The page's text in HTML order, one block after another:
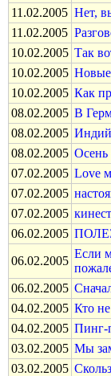
11.02.2005 Нет,
11.02.2005
10.02.2005 Так
10.02.2005
10.02.2005 Как
08.02.2005 В
08.02.2005
08.02.2005 Осень
07.02.2005 Love
07.02.2005
07.02.2005
06.02.2005
06.02.2005
Если
06.02.2005
04.02.2005 Кто
04.02.2005 Пинг-
03.02.2005 Мы
03.02.2005